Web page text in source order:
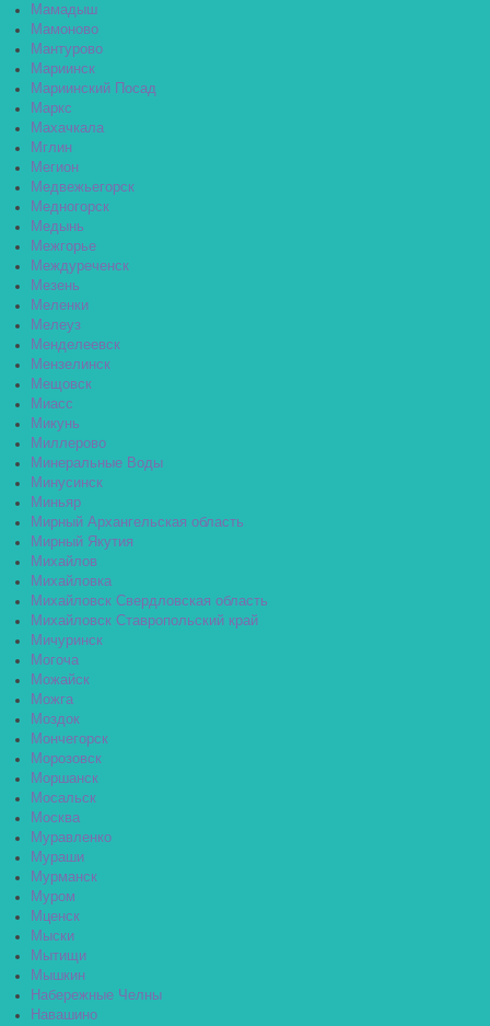
Мамадыш
Мамоново
Мантурово
Мариинск
Мариинский Посад
Маркс
Махачкала
Мглин
Мегион
Медвежьегорск
Медногорск
Медынь
Межгорье
Междуреченск
Мезень
Меленки
Мелеуз
Менделеевск
Мензелинск
Мещовск
Миасс
Микунь
Миллерово
Минеральные Воды
Минусинск
Миньяр
Мирный Архангельская область
Мирный Якутия
Михайлов
Михайловка
Михайловск Свердловская область
Михайловск Ставропольский край
Мичуринск
Могоча
Можайск
Можга
Моздок
Мончегорск
Морозовск
Моршанск
Мосальск
Москва
Муравленко
Мураши
Мурманск
Муром
Мценск
Мыски
Мытищи
Мышкин
Набережные Челны
Навашино